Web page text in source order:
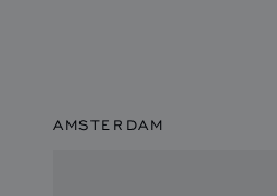
AMSTERDAM